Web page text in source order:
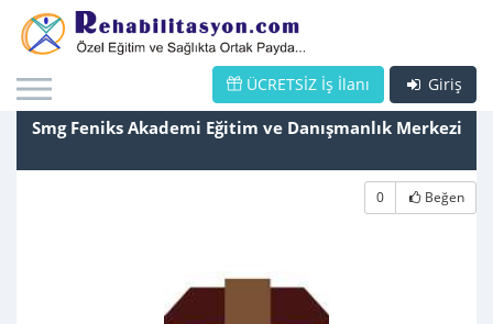
Giriş
ÜCRETSİZ İş İlanı
Smg Feniks Akademi Eğitim ve Danışmanlık Merkezi
0 Beğen